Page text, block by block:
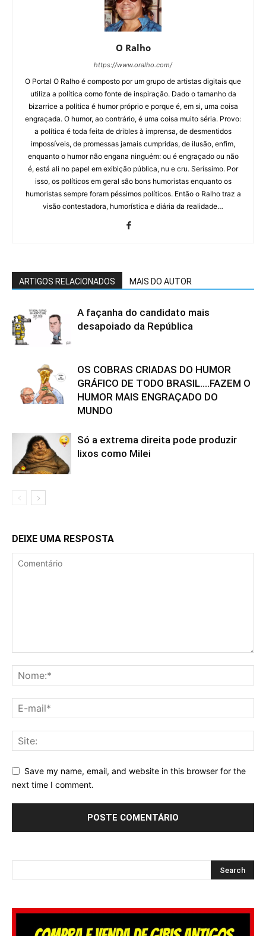
O Ralho
https://www.oralho.com/
O Portal O Ralho é composto por um grupo de artistas digitais que
utiliza a política como fonte de inspiração. Dado o tamanho da
bizarrice a política é humor próprio e porque é, em si, uma coisa
engraçada. O humor, ao contrário, é uma coisa muito séria. Provo:
a política é toda feita de dribles à imprensa, de desmentidos
impossíveis, de promessas jamais cumpridas, de ilusão, enfim,
enquanto o humor não engana ninguém: ou é engraçado ou não
é, está ali no papel em exibição pública, nu e cru. Seríssimo. Por
isso, os políticos em geral são bons humoristas enquanto os
humoristas sempre foram péssimos políticos. Então o Ralho traz a
visão contestadora, humorística e diária da realidade…
ARTIGOS RELACIONADOS MAIS DO AUTOR
A façanha do candidato mais
desapoiado da República
OS COBRAS CRIADAS DO HUMOR
GRÁFICO DE TODO BRASIL….FAZEM O
HUMOR MAIS ENGRAÇADO DO
MUNDO
Só a extrema direita pode produzir
lixos como Milei
DEIXE UMA RESPOSTA
Save my name, email, and website in this browser for the
next time I comment.